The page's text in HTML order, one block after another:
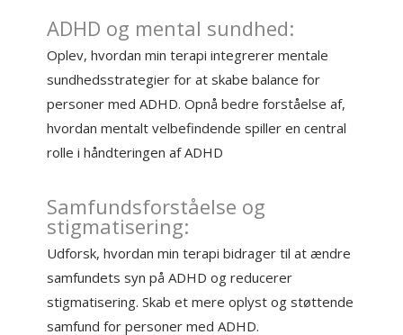
ADHD og mental sundhed:
Oplev, hvordan min terapi integrerer mentale
sundhedsstrategier for at skabe balance for
personer med ADHD. Opnå bedre forståelse af,
hvordan mentalt velbefindende spiller en central
rolle i håndteringen af ADHD
Samfundsforståelse og
stigmatisering:
Udforsk, hvordan min terapi bidrager til at ændre
samfundets syn på ADHD og reducerer
stigmatisering. Skab et mere oplyst og støttende
samfund for personer med ADHD.